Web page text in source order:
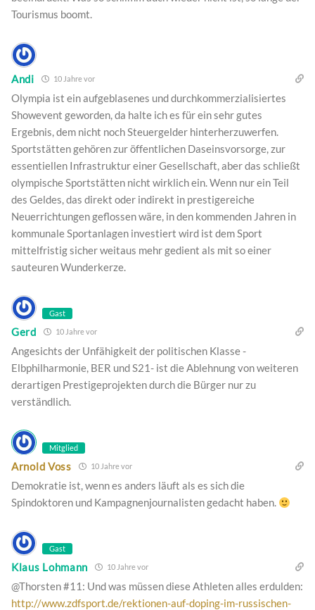
Tourismus boomt.
Andi 10 Jahre vor
Olympia ist ein aufgeblasenes und durchkommerzialisiertes
Showevent geworden, da halte ich es für ein sehr gutes
Ergebnis, dem nicht noch Steuergelder hinterherzuwerfen.
Sportstätten gehören zur öffentlichen Daseinsvorsorge, zur
essentiellen Infrastruktur einer Gesellschaft, aber das schließt
olympische Sportstätten nicht wirklich ein. Wenn nur ein Teil
des Geldes, das direkt oder indirekt in prestigereiche
Neuerrichtungen geflossen wäre, in den kommenden Jahren in
kommunale Sportanlagen investiert wird ist dem Sport
mittelfristig sicher weitaus mehr gedient als mit so einer
sauteuren Wunderkerze.
Gast
Gerd 10 Jahre vor
Angesichts der Unfähigkeit der politischen Klasse -
Elbphilharmonie, BER und S21- ist die Ablehnung von weiteren
derartigen Prestigeprojekten durch die Bürger nur zu
verständlich.
Mitglied
Arnold Voss 10 Jahre vor
Demokratie ist, wenn es anders läuft als es sich die
Spindoktoren und Kampagnenjournalisten gedacht haben.
Gast
Klaus Lohmann 10 Jahre vor
@Thorsten #11: Und was müssen diese Athleten alles erdulden:
http://www.zdfsport.de/rektionen-auf-doping-im-russischen-